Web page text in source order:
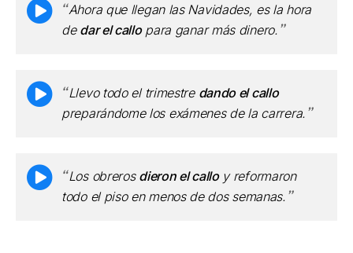
Ahora que llegan las Navidades, es la hora
de dar el callopara ganar más dinero.
Llevo todo el trimestre dando el callo
preparándome los exámenes de la carrera.
Los obreros dieron el calloy reformaron
todo el piso en menos de dos semanas.